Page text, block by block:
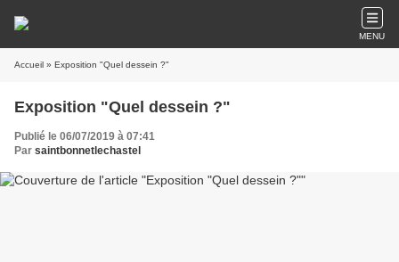
MENU
Accueil » Exposition "Quel dessein ?"
Exposition "Quel dessein ?"
Publié le 06/07/2019 à 07:41
Par saintbonnetlechastel